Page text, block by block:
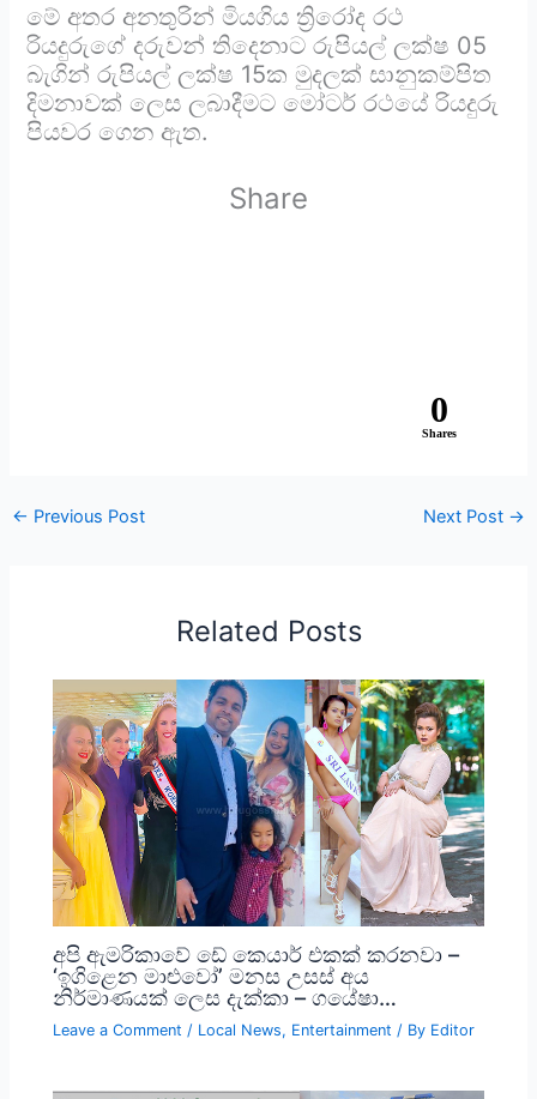
මේ අතර අනතුරින් මියගිය ත්‍රිරෝද රථ
රියදුරු‍ගේ දරුවන් තිදෙනාට රුපියල් ලක්ෂ 05
බැගින් රුපියල් ලක්ෂ 15ක මුදලක් සානුකම්පිත
දිමනාවක් ලෙස ලබාදීමට මෝටර් රථයේ රියදුරු
පියවර ගෙන ඇත.
Share
0
Shares
← Previous Post Next Post →
Related Posts
අපි ඇමරිකාවේ ඩේ කෙයාර් එකක් කරනවා –
‘ඉගිළෙන මාළුවෝ’ මනස උසස් අය
නිර්මාණයක් ලෙස දැක්කා – ගයේෂා…
Leave a Comment / Local News, Entertainment / By Editor